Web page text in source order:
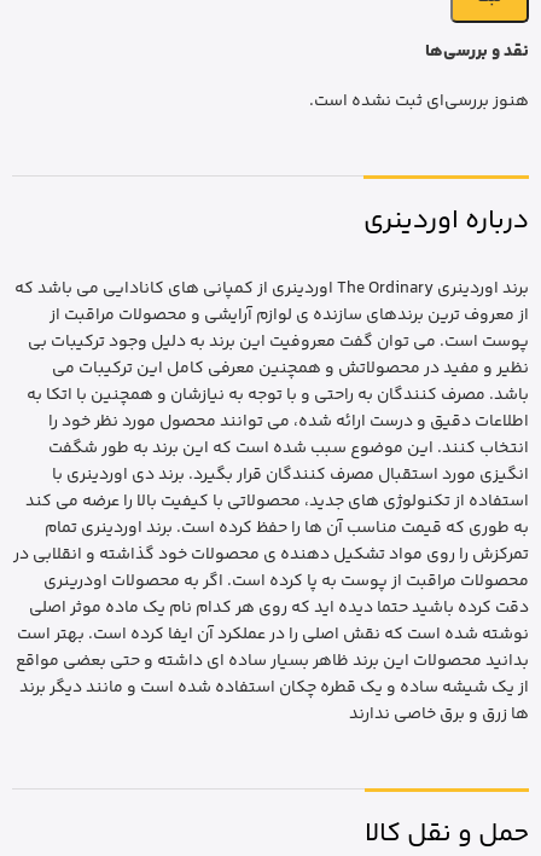
نقد و بررسی‌ها
هنوز بررسی‌ای ثبت نشده است.
درباره اوردینری
برند اوردینری The Ordinary اوردینری از کمپانی های کانادایی می باشد که
از معروف ترین برندهای سازنده ی لوازم آرایشی و محصولات مراقبت از
پوست است. می توان گفت معروفیت این برند به دلیل وجود ترکیبات بی
نظیر و مفید در محصولاتش و همچنین معرفی کامل این ترکیبات می
باشد. مصرف کنندگان به راحتی و با توجه به نیازشان و همچنین با اتکا به
اطلاعات دقیق و درست ارائه شده، می توانند محصول مورد نظر خود را
انتخاب کنند. این موضوع سبب شده است که این برند به طور شگفت
انگیزی مورد استقبال مصرف کنندگان قرار بگیرد. برند دی اوردینری با
استفاده از تکنولوژی های جدید، محصولاتی با کیفیت بالا را عرضه می کند
به طوری که قیمت مناسب آن ها را حفظ کرده است. برند اوردینری تمام
تمرکزش را روی مواد تشکیل دهنده ی محصولات خود گذاشته و انقلابی در
محصولات مراقبت از پوست به پا کرده است. اگر به محصولات اودرینری
دقت کرده باشید حتما دیده اید که روی هر کدام نام یک ماده موثر اصلی
نوشته شده است که نقش اصلی را در عملکرد آن ایفا کرده است. بهتر است
بدانید محصولات این برند ظاهر بسیار ساده ای داشته و حتی بعضی مواقع
از یک شیشه ساده و یک قطره چکان استفاده شده است و مانند دیگر برند
ها زرق و برق خاصی ندارند
حمل و نقل کالا